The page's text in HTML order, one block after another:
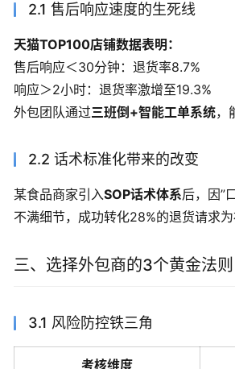
2.1 售后响应速度的生死线
天猫TOP100店铺数据表明：
售后响应＜30分钟：退货率8.7%
响应＞2小时：退货率激增至19.3%
外包团队通过三班倒+智能工单系统，
2.2 话术标准化带来的改变
某食品商家引入SOP话术体系后，因”
不满细节，成功转化28%的退货请求为
三、选择外包商的3个黄金法则
3.1 风险防控铁三角
考核维度